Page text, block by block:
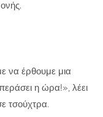
να έρθουμε μια
η ώρα!», λέει
τσούχτρα.